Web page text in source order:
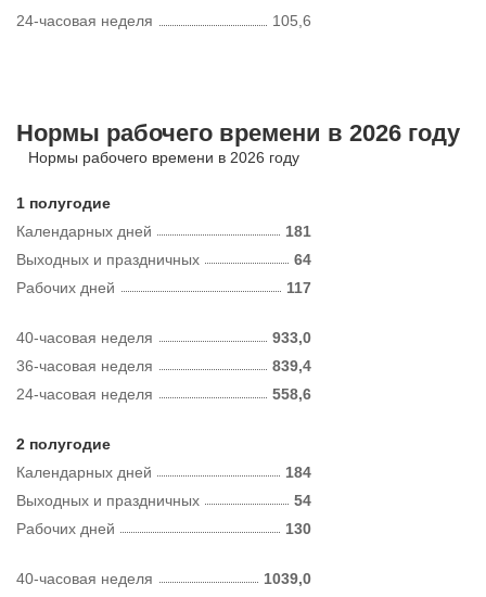
24-часовая неделя
105,6
Нормы рабочего времени в 2026 году
Нормы рабочего времени в 2026 году
1 полугодие
Календарных дней
181
Рабочих дней 117
Выходных и праздничных 64
40-часовая неделя
933,0
36-часовая неделя
839,4
24-часовая неделя
558,6
2 полугодие
Календарных дней
184
Рабочих дней 130
Выходных и праздничных 54
40-часовая неделя
1039,0